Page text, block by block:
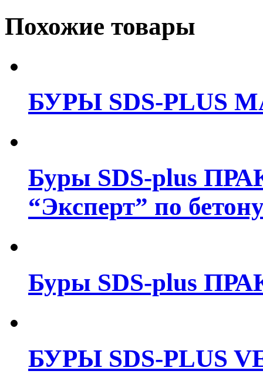
Похожие товары
БУРЫ SDS-PLUS
Буры SDS-plus
“Эксперт” по
Буры SDS-plus
БУРЫ SDS-PLUS